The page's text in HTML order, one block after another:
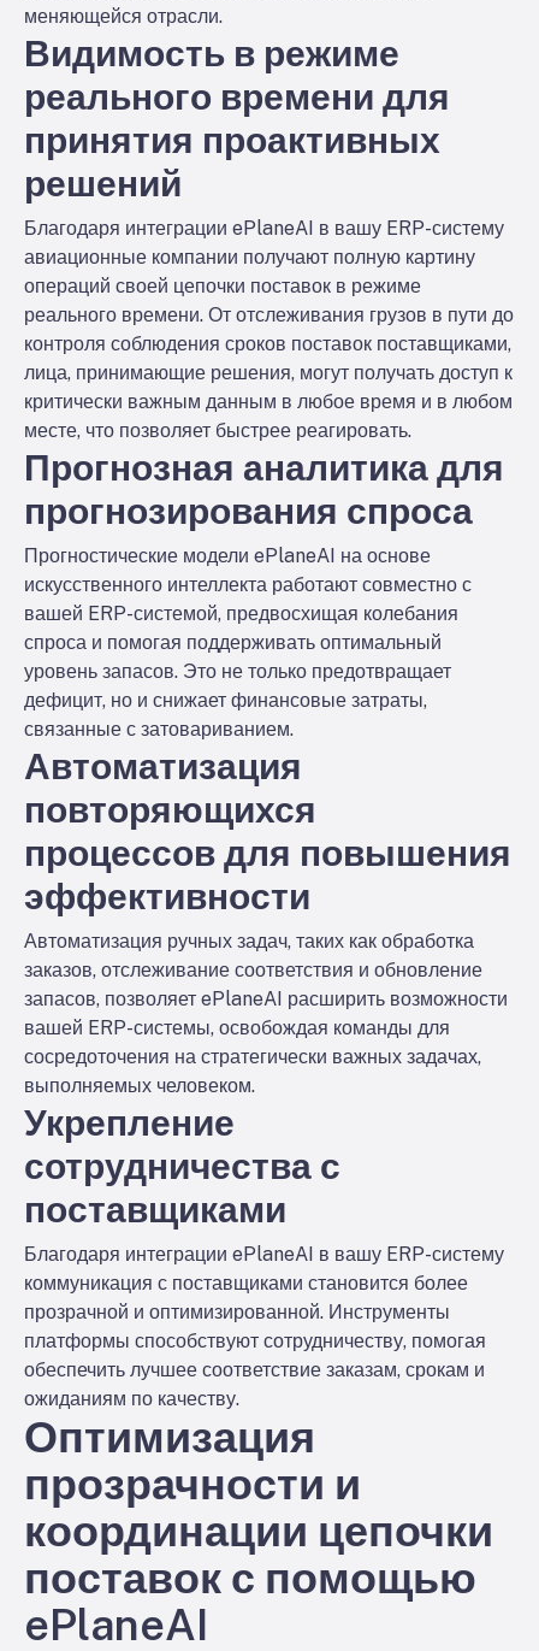
меняющейся отрасли.
Видимость в режиме
реального времени для
принятия проактивных
решений
Благодаря интеграции ePlaneAI в вашу ERP-систему
авиационные компании получают полную картину
операций своей цепочки поставок в режиме
реального времени. От отслеживания грузов в пути до
контроля соблюдения сроков поставок поставщиками,
лица, принимающие решения, могут получать доступ к
критически важным данным в любое время и в любом
месте, что позволяет быстрее реагировать.
Прогнозная аналитика для
прогнозирования спроса
Прогностические модели ePlaneAI на основе
искусственного интеллекта работают совместно с
вашей ERP-системой, предвосхищая колебания
спроса и помогая поддерживать оптимальный
уровень запасов. Это не только предотвращает
дефицит, но и снижает финансовые затраты,
связанные с затовариванием.
Автоматизация
повторяющихся
процессов для повышения
эффективности
Автоматизация ручных задач, таких как обработка
заказов, отслеживание соответствия и обновление
запасов, позволяет ePlaneAI расширить возможности
вашей ERP-системы, освобождая команды для
сосредоточения на стратегически важных задачах,
выполняемых человеком.
Укрепление
сотрудничества с
поставщиками
Благодаря интеграции ePlaneAI в вашу ERP-систему
коммуникация с поставщиками становится более
прозрачной и оптимизированной. Инструменты
платформы способствуют сотрудничеству, помогая
обеспечить лучшее соответствие заказам, срокам и
ожиданиям по качеству.
Оптимизация
прозрачности и
координации цепочки
поставок с помощью
ePlaneAI